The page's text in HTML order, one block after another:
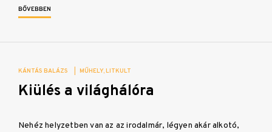
BŐVEBBEN
KÁNTÁS BALÁZS MŰHELY LITKULT
Kiülés a világhálóra
Nehéz helyzetben van az az irodalmár, légyen akár alkotó,